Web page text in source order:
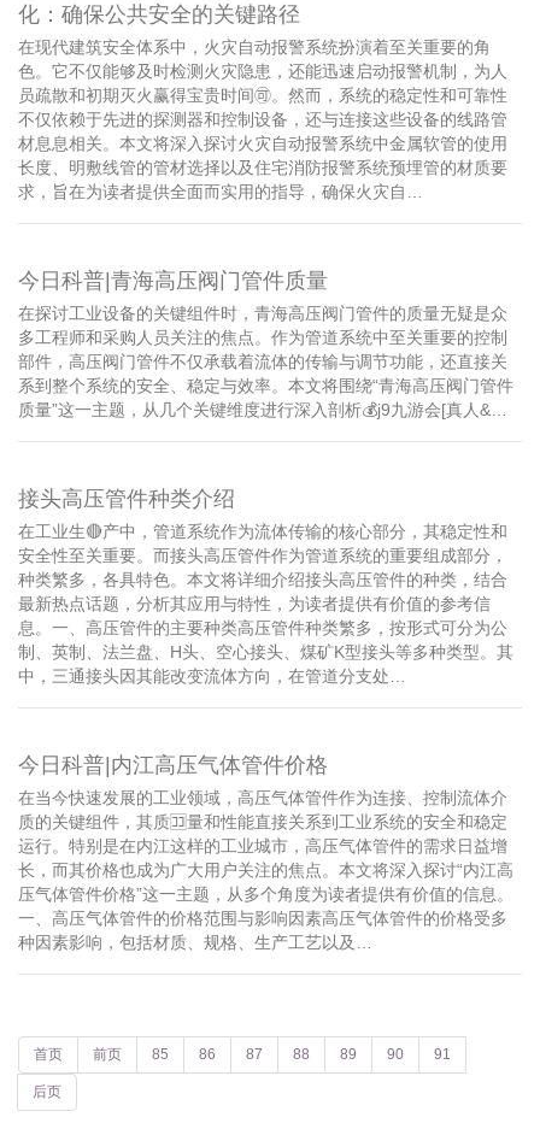
化：确保公共安全的关键路径
在现代建筑安全体系中，火灾自动报警系统扮演着至关重要的角
色。它不仅能够及时检测火灾隐患，还能迅速启动报警机制，为人
员疏散和初期灭火赢得宝贵时间🉑。然而，系统的稳定性和可靠性
不仅依赖于先进的探测器和控制设备，还与连接这些设备的线路管
材息息相关。本文将深入探讨火灾自动报警系统中金属软管的使用
长度、明敷线管的管材选择以及住宅消防报警系统预埋管的材质要
求，旨在为读者提供全面而实用的指导，确保火灾自…
今日科普|青海高压阀门管件质量
在探讨工业设备的关键组件时，青海高压阀门管件的质量无疑是众
多工程师和采购人员关注的焦点。作为管道系统中至关重要的控制
部件，高压阀门管件不仅承载着流体的传输与调节功能，还直接关
系到整个系统的安全、稳定与效率。本文将围绕“青海高压阀门管件
质量”这一主题，从几个关键维度进行深入剖析💰j9九游会[真人&…
接头高压管件种类介绍
在工业生🔴产中，管道系统作为流体传输的核心部分，其稳定性和
安全性至关重要。而接头高压管件作为管道系统的重要组成部分，
种类繁多，各具特色。本文将详细介绍接头高压管件的种类，结合
最新热点话题，分析其应用与特性，为读者提供有价值的参考信
息。一、高压管件的主要种类高压管件种类繁多，按形式可分为公
制、英制、法兰盘、H头、空心接头、煤矿K型接头等多种类型。其
中，三通接头因其能改变流体方向，在管道分支处…
今日科普|内江高压气体管件价格
在当今快速发展的工业领域，高压气体管件作为连接、控制流体介
质的关键组件，其质🈁量和性能直接关系到工业系统的安全和稳定
运行。特别是在内江这样的工业城市，高压气体管件的需求日益增
长，而其价格也成为广大用户关注的焦点。本文将深入探讨“内江高
压气体管件价格”这一主题，从多个角度为读者提供有价值的信息。
一、高压气体管件的价格范围与影响因素高压气体管件的价格受多
种因素影响，包括材质、规格、生产工艺以及…
首页 前页 85 86 87 88 89 90 91
后页